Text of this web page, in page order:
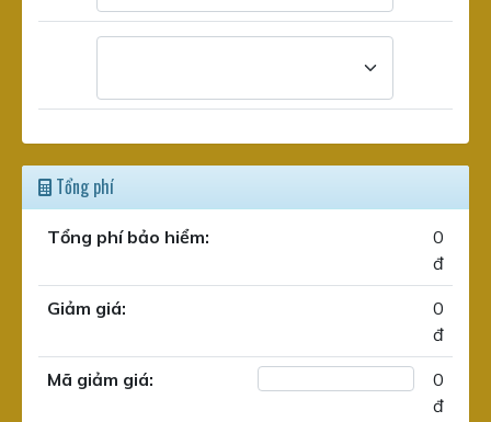
Tổng phí
Tổng phí bảo hiểm:
0
đ
Giảm giá:
0
đ
Mã giảm giá:
0
đ